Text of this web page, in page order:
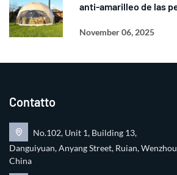
anti-amarilleo de las
November 06, 2025
Contatto
No.102, Unit 1, Building 13,
Danguiyuan, Anyang Street, Ruian,
China